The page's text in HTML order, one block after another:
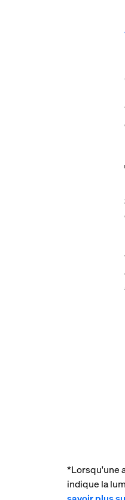
*Lorsqu'une
indique la